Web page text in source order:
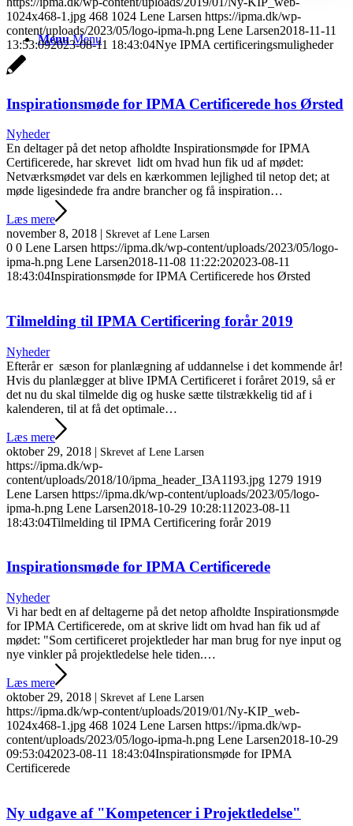
Menu Menu
1024x468-1.jpg 468 1024 Lene Larsen https://ipma.dk/wp-
content/uploads/2023/05/logo-ipma-h.png Lene Larsen2018-11-11
13:53:092023-08-11 18:43:04Nye IPMA certificeringsmuligheder
Inspirationsmøde for IPMA Certificerede hos Ørsted
Nyheder
En deltager på det netop afholdte Inspirationsmøde for IPMA
Certificerede, har skrevet lidt om hvad hun fik ud af mødet:
Netværksmødet var dels en kærkommen lejlighed til netop det; at
møde ligesindede fra andre brancher og få inspiration…
Læs mere
november 8, 2018 | Skrevet af Lene Larsen
0 0 Lene Larsen https://ipma.dk/wp-content/uploads/2023/05/logo-
ipma-h.png Lene Larsen2018-11-08 11:22:202023-08-11
18:43:04Inspirationsmøde for IPMA Certificerede hos Ørsted
Tilmelding til IPMA Certificering forår 2019
Nyheder
Efterår er sæson for planlægning af uddannelse i det kommende år!
Hvis du planlægger at blive IPMA Certificeret i foråret 2019, så er
det nu du skal tilmelde dig og huske sætte tilstrækkelig tid af i
kalenderen, til at få det optimale…
Læs mere
oktober 29, 2018 | Skrevet af Lene Larsen
https://ipma.dk/wp-
content/uploads/2018/10/ipma_header_I3A1193.jpg 1279 1919
Lene Larsen https://ipma.dk/wp-content/uploads/2023/05/logo-
ipma-h.png Lene Larsen2018-10-29 10:28:11 2023-08-11
18:43:04Tilmelding til IPMA Certificering forår 2019
Inspirationsmøde for IPMA Certificerede
Nyheder
Vi har bedt en af deltagerne på det netop afholdte Inspirationsmøde
for IPMA Certificerede, om at skrive lidt om hvad han fik ud af
mødet: "Som certificeret projektleder har man brug for nye input og
nye vinkler på projektledelse hele tiden.…
Læs mere
oktober 29, 2018 | Skrevet af Lene Larsen
https://ipma.dk/wp-content/uploads/2019/01/Ny-KIP_web-
1024x468-1.jpg 468 1024 Lene Larsen https://ipma.dk/wp-
content/uploads/2023/05/logo-ipma-h.png Lene Larsen2018-10-29
09:53:042023-08-11 18:43:04Inspirationsmøde for IPMA
Certificerede
Ny udgave af "Kompetencer i Projektledelse"